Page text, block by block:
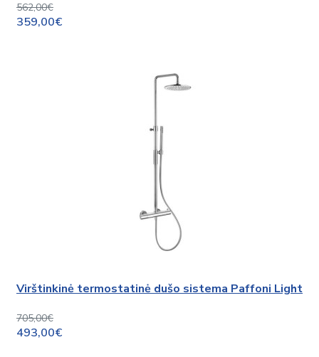
562,00€
359,00€
Virštinkinė termostatinė dušo sistema Paffoni Light
705,00€
493,00€